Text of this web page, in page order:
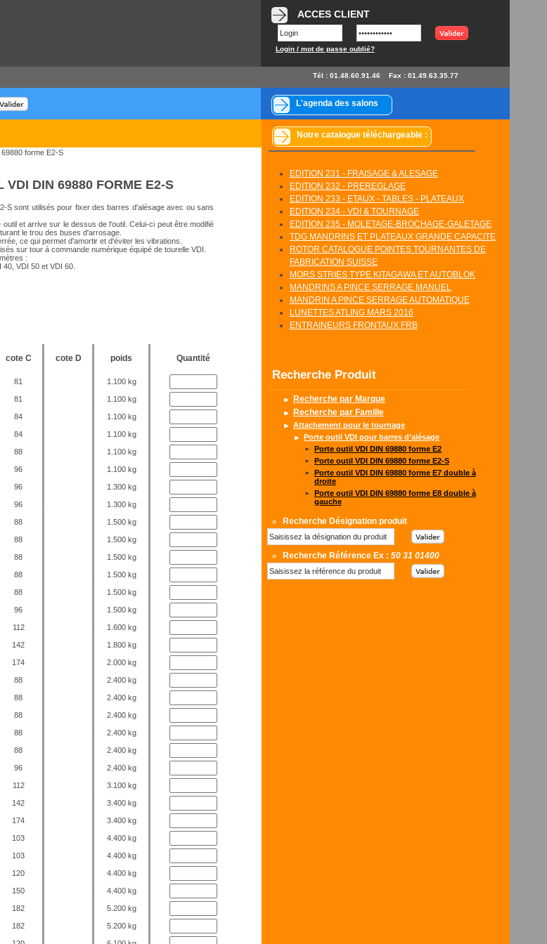
ACCES CLIENT
Login / mot de passe oublié?
Tél : 01.48.60.91.46 Fax : 01.49.63.35.77
L'agenda des salons
forme E2-S
VDI DIN 69880 FORME E2-S
S sont utilisés pour fixer des barres d'alésage avec ou sans
et arrive sur le dessus de l'outil. Celui-ci peut être modifié
le trou des buses d'arrosage.
ce qui permet d'amortir et d'éviter les vibrations.
sur tour à commande numérique équipé de tourelle VDI.
:
VDI 50 et VDI 60.
cote C cote D poids Quantité
81 1.100 kg
81 1.100 kg
84 1.100 kg
84 1.100 kg
88 1.100 kg
96 1.100 kg
96 1.300 kg
96 1.300 kg
88 1.500 kg
88 1.500 kg
88 1.500 kg
88 1.500 kg
88 1.500 kg
96 1.500 kg
112 1.600 kg
142 1.800 kg
174 2.000 kg
88 2.400 kg
88 2.400 kg
88 2.400 kg
88 2.400 kg
88 2.400 kg
96 2.400 kg
112 3.100 kg
142 3.400 kg
174 3.400 kg
103 4.400 kg
103 4.400 kg
120 4.400 kg
150 4.400 kg
182 5.200 kg
182 5.200 kg
Notre catalogue téléchargeable :
EDITION 231 - FRAISAGE & ALESAGE
EDITION 232 - PREREGLAGE
EDITION 233 - ETAUX - TABLES - PLATEAUX
EDITION 234 - VDI & TOURNAGE
EDITION 235 - MOLETAGE-BROCHAGE-GALETAGE
TDG MANDRINS ET PLATEAUX GRANDE CAPACITE
ROTOR CATALOGUE POINTES TOURNANTES DE
FABRICATION SUISSE
MORS STRIES TYPE KITAGAWA ET AUTOBLOK
MANDRINS A PINCE SERRAGE MANUEL
MANDRIN A PINCE SERRAGE AUTOMATIQUE
LUNETTES ATLING MARS 2016
ENTRAINEURS FRONTAUX FRB
Recherche Produit
Recherche par Marque
Recherche par Famille
Attachement pour le tournage
Porte outil VDI pour barres d’alésage
Porte outil VDI DIN 69880 forme E2
Porte outil VDI DIN 69880 forme E2-S
Porte outil VDI DIN 69880 forme E7 double à
droite
Porte outil VDI DIN 69880 forme E8 double à
gauche
Recherche Désignation produit
Recherche Référence Ex : 50 31 01400